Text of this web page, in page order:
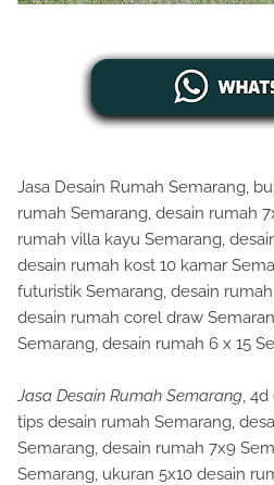
Jasa Desain Rumah Semarang,
rumah Semarang, desain rumah
rumah villa kayu Semarang,
desain rumah kost 10 kamar
futuristik Semarang, desain
desain rumah corel draw
Semarang, desain rumah 6 x 15
Jasa Desain Rumah Semarang,
tips desain rumah Semarang,
Semarang, desain rumah 7x9
Semarang, ukuran 5x10 desain